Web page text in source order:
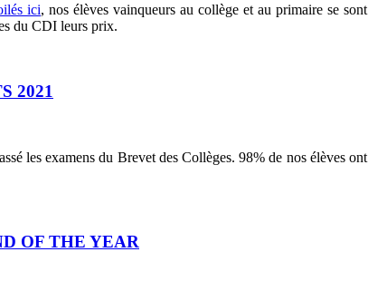
ici, nos élèves vainqueurs au collège et au primaire se sont
du CDI leurs prix.
2021
les examens du Brevet des Collèges. 98% de nos élèves ont
OF THE YEAR